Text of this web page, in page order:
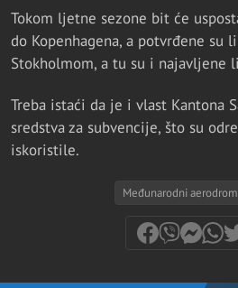
Tokom ljetne sezone bit će
do Kopenhagena, a potvrđene su
Stokholmom, a tu su i najavljene
Treba istaći da je i vlast Kantona
sredstva za subvencije, što su
iskoristile.
Međunarodni